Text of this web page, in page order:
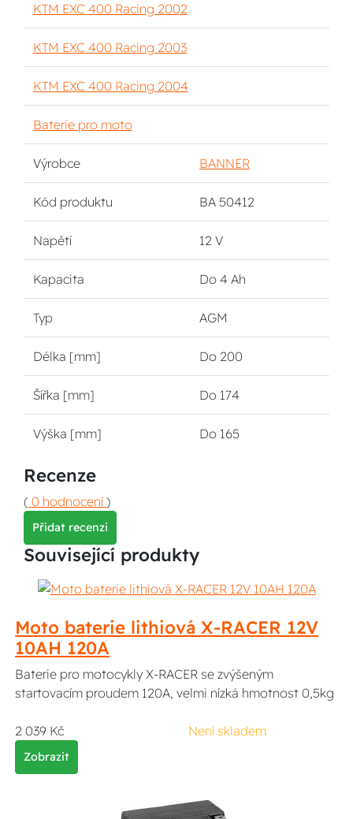
KTM EXC 400 Racing 2002
KTM EXC 400 Racing 2003
KTM EXC 400 Racing 2004
Baterie pro moto
Výrobce BANNER
Kód produktu BA 50412
Napětí 12 V
Kapacita Do 4 Ah
Typ AGM
Délka [mm] Do 200
Šířka [mm] Do 174
Výška [mm] Do 165
Recenze
( 0 hodnocení )
Přidat recenzi
Související produkty
Moto baterie lithiová X-RACER 12V
10AH 120A
Baterie pro motocykly X-RACER se zvýšeným
startovacím proudem 120A, velmi nízká hmotnost 0,5kg
2 039 Kč Není skladem
Zobrazit